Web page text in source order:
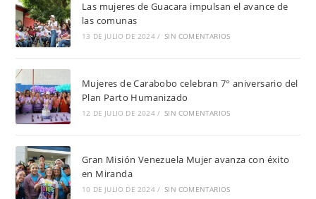
Las mujeres de Guacara impulsan el avance de
las comunas
13 DE JULIO DE 2024 / SIN COMENTARIOS
Mujeres de Carabobo celebran 7° aniversario del
Plan Parto Humanizado
12 DE JULIO DE 2024 / SIN COMENTARIOS
Gran Misión Venezuela Mujer avanza con éxito
en Miranda
10 DE JULIO DE 2024 / SIN COMENTARIOS